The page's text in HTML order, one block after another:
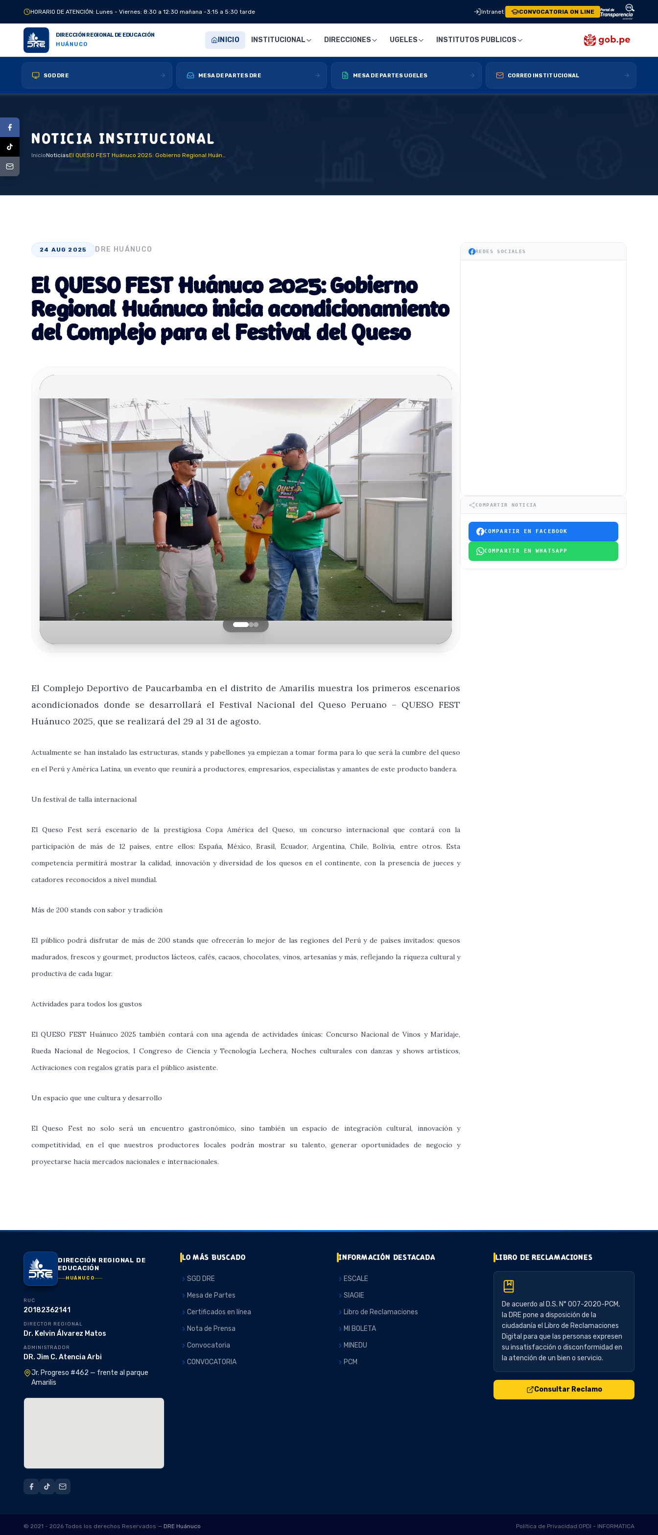
HORARIO DE ATENCIÓN: Lunes - Viernes: 8:30 a 12:30 mañana -3:15 a 5:30 tarde Intranet CONVOCATORIA ON LINE
DIRECCIÓN REGIONAL DE EDUCACIÓN
HUÁNUCO
INICIO INSTITUCIONAL DIRECCIONES UGELES INSTITUTOS PUBLICOS
SGD DRE MESA DE PARTES DRE MESA DE PARTES UGELES CORREO INSTITUCIONAL
NOTICIA INSTITUCIONAL
InicioNoticias El QUESO FEST Huánuco 2025: Gobierno Regional Huánuco inicia acondicionamiento del Complejo para el Festival del Queso
24 AUG 2025 DRE HUÁNUCO
El QUESO FEST Huánuco 2025: Gobierno
Regional Huánuco inicia acondicionamiento
del Complejo para el Festival del Queso
El Complejo Deportivo de Paucarbamba en el distrito de Amarilis muestra los primeros escenarios
acondicionados donde se desarrollará eI Festival Nacional del Queso Peruano – QUESO FEST
Huánuco 2025, que se realizará del 29 al 31 de agosto.
Actualmente se han instalado las estructuras, stands y pabellones ya empiezan a tomar forma para lo que será la cumbre del queso
en el Perú y América Latina, un evento que reunirá a productores, empresarios, especialistas y amantes de este producto bandera.
Un festival de talla internacional
El Queso Fest será escenario de la prestigiosa Copa América del Queso, un concurso internacional que contará con la
participación de más de 12 países, entre ellos: España, México, Brasil, Ecuador, Argentina, Chile, Bolivia, entre otros. Esta
competencia permitirá mostrar la calidad, innovación y diversidad de los quesos en el continente, con la presencia de jueces y
catadores reconocidos a nivel mundial.
Más de 200 stands con sabor y tradición
El público podrá disfrutar de más de 200 stands que ofrecerán lo mejor de las regiones del Perú y de países invitados: quesos
madurados, frescos y gourmet, productos lácteos, cafés, cacaos, chocolates, vinos, artesanías y más, reflejando la riqueza cultural y
productiva de cada lugar.
Actividades para todos los gustos
El QUESO FEST Huánuco 2025 también contará con una agenda de actividades únicas: Concurso Nacional de Vinos y Maridaje,
Rueda Nacional de Negocios, I Congreso de Ciencia y Tecnología Lechera, Noches culturales con danzas y shows artísticos,
Activaciones con regalos gratis para el público asistente.
Un espacio que une cultura y desarrollo
El Queso Fest no solo será un encuentro gastronómico, sino también un espacio de integración cultural, innovación y
competitividad, en el que nuestros productores locales podrán mostrar su talento, generar oportunidades de negocio y
proyectarse hacia mercados nacionales e internacionales.
REDES SOCIALES
COMPARTIR NOTICIA
COMPARTIR EN FACEBOOK
COMPARTIR EN WHATSAPP
DIRECCIÓN REGIONAL DE
EDUCACIÓN
HUÁNUCO
RUC
20182362141
DIRECTOR REGIONAL
Dr. Kelvin Álvarez Matos
ADMINISTRADOR
DR. Jim C. Atencia Arbi
Jr. Progreso #462 — frente al parque
Amarilis
LO MÁS BUSCADO
SGD DRE
Mesa de Partes
Certificados en línea
Nota de Prensa
Convocatoria
CONVOCATORIA
INFORMACIÓN DESTACADA
ESCALE
SIAGIE
Libro de Reclamaciones
MI BOLETA
MINEDU
PCM
LIBRO DE RECLAMACIONES
De acuerdo al D.S. N° 007-2020-PCM,
la DRE pone a disposición de la
ciudadanía el Libro de Reclamaciones
Digital para que las personas expresen
su insatisfacción o disconformidad en
la atención de un bien o servicio.
Consultar Reclamo
© 2021 - 2026 Todos los derechos Reservados — DRE Huánuco Política de Privacidad OPDI - INFORMATICA